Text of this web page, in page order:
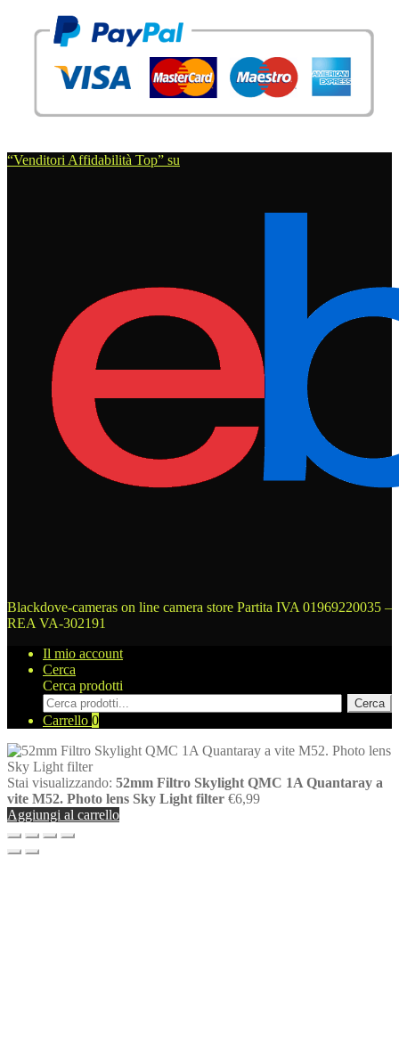
“Venditori Affidabilità Top” su
Blackdove-cameras on line camera store Partita IVA 01969220035 –
REA VA-302191
Il mio account
Cerca
Cerca prodotti
Cerca
Carrello 0
Stai visualizzando: 52mm Filtro Skylight QMC 1A Quantaray a
vite M52. Photo lens Sky Light filter €6,99
Aggiungi al carrello